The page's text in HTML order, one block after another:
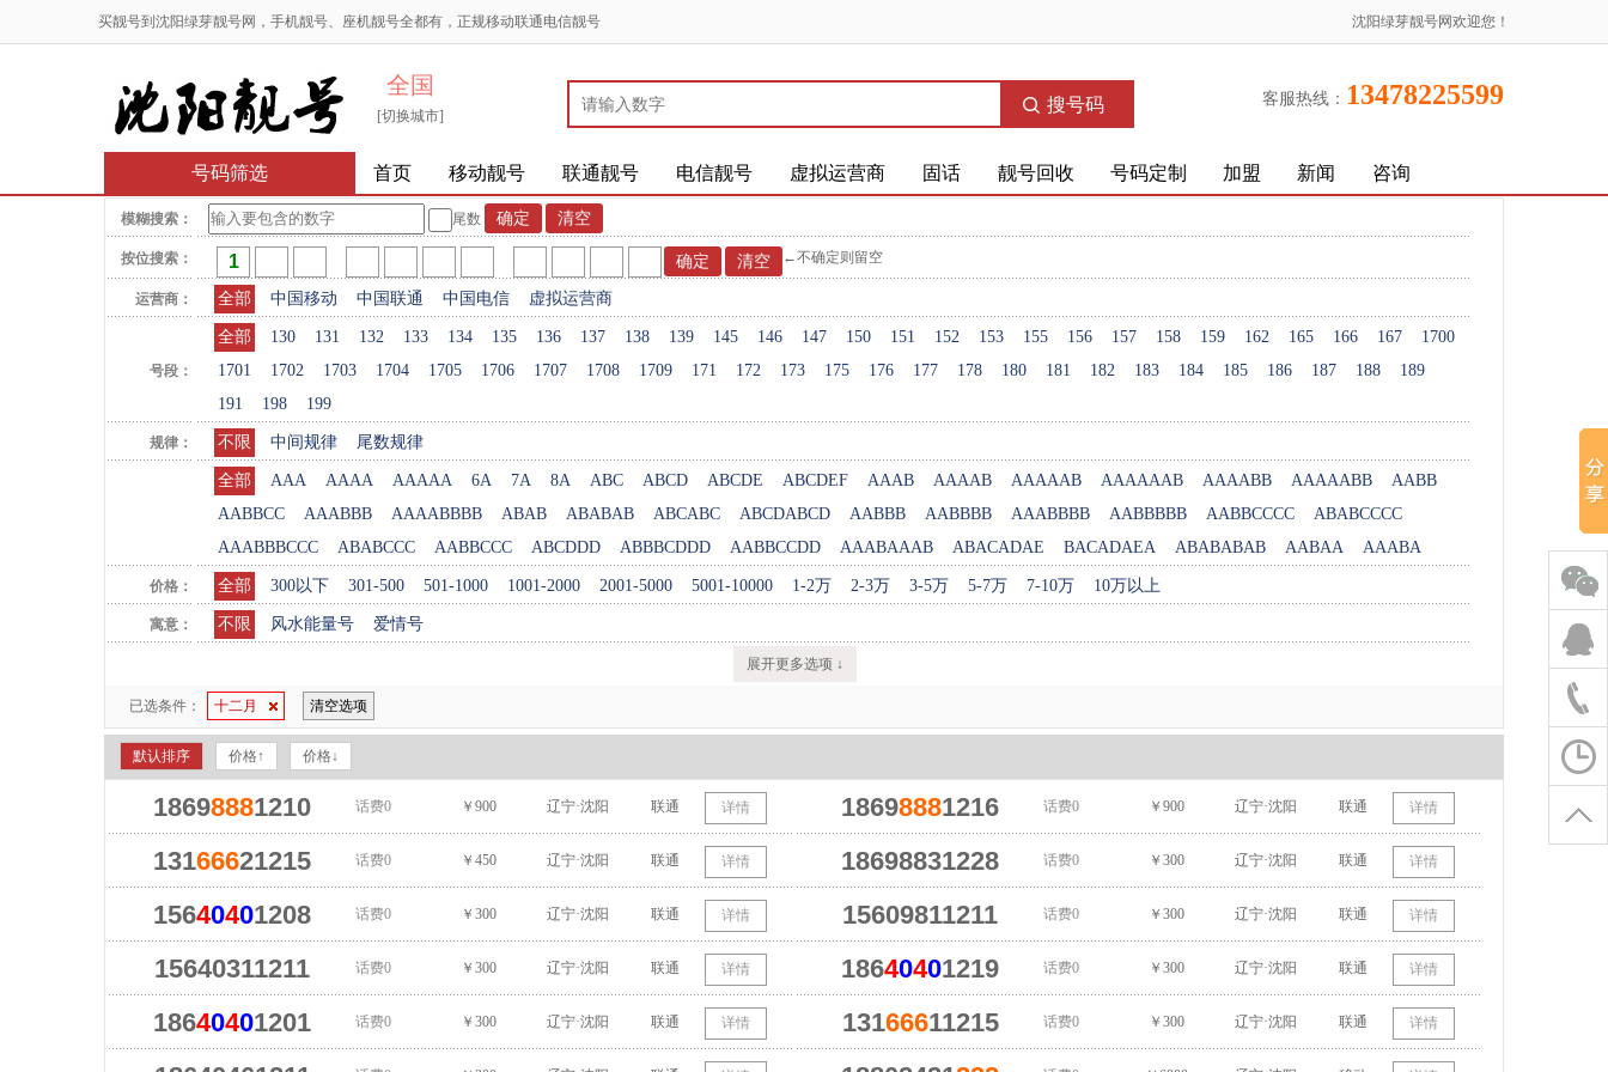
沈阳绿芽靓号网欢迎您！
买靓号到沈阳绿芽靓号网，手机靓号、座机靓号全都有，正规移动联通电信靓号
全国
[切换城市]
搜号码 客服热线： 13478225599
号码筛选 首页 移动靓号 联通靓号 电信靓号 虚拟运营商 固话 靓号回收 号码定制 加盟 新闻 咨询
模糊搜索： 尾数
按位搜索： ←不确定则留空
运营商： 全部 中国移动 中国联通 中国电信 虚拟运营商
号段：
全部 130 131 132 133 134 135 136 137 138 139 145 146 147 150 151 152 153 155 156 157 158 159 162 165 166 167
1700
1701
1702 1703 1704 1705 1706 1707 1708 1709 171 172 173 175 176 177 178 180 181 182 183 184 185 186 187 188
189
191
198 199
规律： 不限 中间规律 尾数规律
全部 AAA AAAA AAAAA 6A 7A 8A ABC ABCD ABCDE ABCDEF AAAB AAAAB AAAAAB AAAAAAB AAAABB AAAAABB
AABB
AABBCC
AAABBB AAAABBBB ABAB ABABAB ABCABC ABCDABCD AABBB AABBBB AAABBBB AABBBBB AABBCCCC
ABABCCCC
AAABBBCCC
ABABCCC AABBCCC ABCDDD ABBBCDDD AABBCCDD AAABAAAB ABACADAE BACADAEA ABABABAB AABAA AAABA
价格： 全部 300以下 301-500 501-1000 1001-2000 2001-5000 5001-10000 1-2万 2-3万 3-5万 5-7万 7-10万 10万以上
寓意： 不限 风水能量号 爱情号
展开更多选项 ↓
已选条件： 十二月 清空选项
默认排序 价格↑ 价格↓
18698881210 话费0 ￥900 辽宁·沈阳 联通 详情 18698881216 话费0 ￥900 辽宁·沈阳 联通 详情
13166621215 话费0 ￥450 辽宁·沈阳 联通 详情 18698831228 话费0 ￥300 辽宁·沈阳 联通 详情
15640401208 话费0 ￥300 辽宁·沈阳 联通 详情 15609811211 话费0 ￥300 辽宁·沈阳 联通 详情
15640311211 话费0 ￥300 辽宁·沈阳 联通 详情 18640401219 话费0 ￥300 辽宁·沈阳 联通 详情
18640401201 话费0 ￥300 辽宁·沈阳 联通 详情 13166611215 话费0 ￥300 辽宁·沈阳 联通 详情